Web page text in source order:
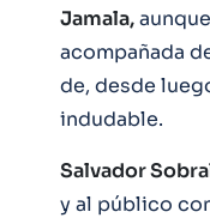
Jamala,aunque
acompañada
de, desde
indudable.
Salvador
y al público